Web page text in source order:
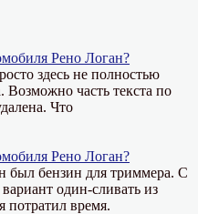
Рено Логан?
здесь не полностью
Возможно часть текста по
Что
Рено Логан?
был бензин для триммера. С
один-сливать из
потратил время.